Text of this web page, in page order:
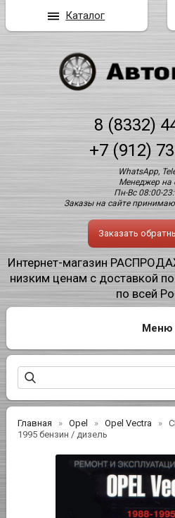
8 (8332)
+7 (912)
WhatsApp,
Менеджер на
Пн-Вс 08:00-
Заказы на сайте
Заказать
Интернет-магазин
низким ценам с доставкой
по всей
Главная Opel Opel Vectra
1995 бензин / дизель
Каталог